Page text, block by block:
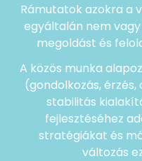
Rámutatok azokra a
egyáltalán nem
megoldást és
A közös munka
(gondolkozás,
stabilitás
fejlesztéséhez
stratégiákat és
változás